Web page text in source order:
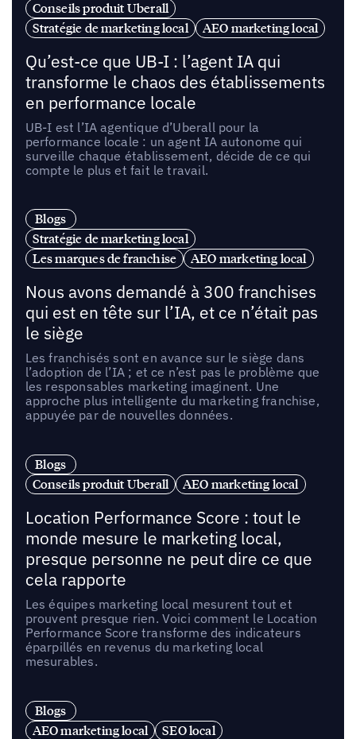
Conseils produit Uberall
Stratégie de marketing local
AEO marketing local
Qu’est-ce que UB-I : l’agent IA qui
transforme le chaos des établissements
en performance locale
UB-I est l’IA agentique d’Uberall pour la
performance locale : un agent IA autonome qui
surveille chaque établissement, décide de ce qui
compte le plus et fait le travail.
Blogs
Stratégie de marketing local
Les marques de franchise
AEO marketing local
Nous avons demandé à 300 franchises
qui est en tête sur l’IA, et ce n’était pas
le siège
Les franchisés sont en avance sur le siège dans
l’adoption de l’IA ; et ce n’est pas le problème que
les responsables marketing imaginent. Une
approche plus intelligente du marketing franchise,
appuyée par de nouvelles données.
Blogs
Conseils produit Uberall
AEO marketing local
Location Performance Score : tout le
monde mesure le marketing local,
presque personne ne peut dire ce que
cela rapporte
Les équipes marketing local mesurent tout et
prouvent presque rien. Voici comment le Location
Performance Score transforme des indicateurs
éparpillés en revenus du marketing local
mesurables.
Blogs
AEO marketing local
SEO local